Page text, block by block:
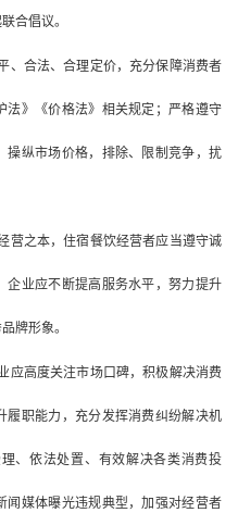
合倡议。
、合法、合理定价，充分保障消费者
法》《价格法》相关规定；严格遵守
操纵市场价格，排除、限制竞争，扰
营之本，住宿餐饮经营者应当遵守诚
企业应不断提高服务水平，努力提升
牌形象。
应高度关注市场口碑，积极解决消费
履职能力，充分发挥消费纠纷解决机
、依法处置、有效解决各类消费投
闻媒体曝光违规典型，加强对经营者